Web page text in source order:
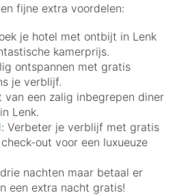
fijne extra voordelen:
je hotel met ontbijt in Lenk
kamerprijs.
ontspannen met gratis
je verblijf.
van een zalig inbegrepen diner
Lenk.
: Verbeter je verblijf met gratis
out voor een luxueuze
nachten maar betaal er
een extra nacht gratis!